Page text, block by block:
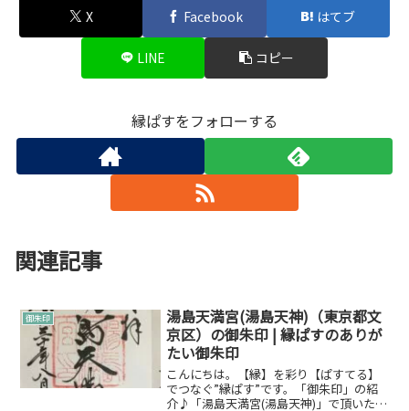
X Facebook はてブ
LINE コピー
縁ぱすをフォローする
関連記事
御朱印
湯島天満宮(湯島天神)（東京都文
京区）の御朱印 | 縁ぱすのありが
たい御朱印
こんにちは。【縁】を彩り【ぱすてる】
でつなぐ”縁ぱす”です。「御朱印」の紹
介♪「湯島天満宮(湯島天神)」で頂いた御